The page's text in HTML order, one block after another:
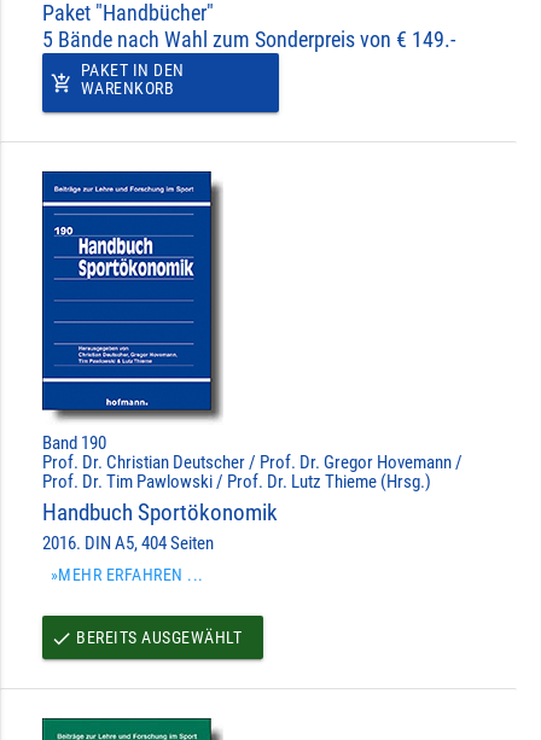
Paket "Handbücher"
5 Bände nach Wahl zum Sonderpreis von € 149.-
add_shopping_cart
PAKET IN DEN
WARENKORB
Band 190
Prof. Dr. Christian Deutscher / Prof. Dr. Gregor Hovemann /
Prof. Dr. Tim Pawlowski / Prof. Dr. Lutz Thieme (Hrsg.)
Handbuch Sportökonomik
2016. DIN A5, 404 Seiten
»MEHR ERFAHREN ...
done BEREITS AUSGEWÄHLT